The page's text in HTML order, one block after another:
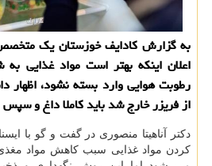
به گزارش کادایف خوزستان یک
اعلان اینکه بهتر است مواد غذایی
رطوبت هوایی وارد بسته نشود، اظهار
از فریزر خارج شد باید کاملا داغ و
دکتر آناهیتا منصوری در گفت و گو با
کردن مواد غذایی سبب کاهش مواد